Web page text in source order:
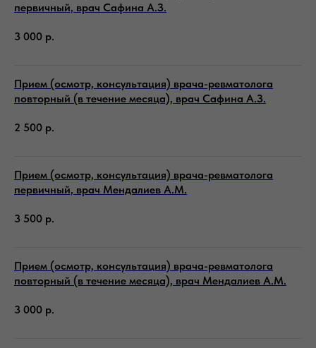
первичный, врач Сафина А.З.
3 000 р.
Прием (осмотр, консультация) врача-ревматолога
повторный (в течение месяца), врач Сафина А.З.
2 500 р.
Прием (осмотр, консультация) врача-ревматолога
первичный, врач Мендалиев А.М.
3 500 р.
Прием (осмотр, консультация) врача-ревматолога
повторный (в течение месяца), врач Мендалиев А.М.
3 000 р.